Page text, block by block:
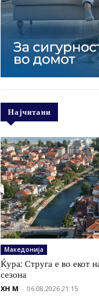
Најчитани
Македонија
Ќура: Струга е во екот
сезона
XH M - 06.08.2026 21:15